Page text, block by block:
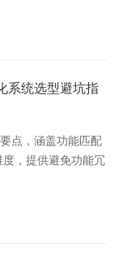
系统选型避坑指
点，涵盖功能匹配
，提供避免功能冗